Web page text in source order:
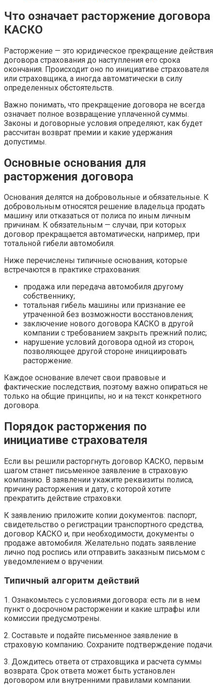
Что означает расторжение договора
КАСКО
Расторжение — это юридическое прекращение действия
договора страхования до наступления его срока
окончания. Происходит оно по инициативе страхователя
или страховщика, а иногда автоматически в силу
определенных обстоятельств.
Важно понимать, что прекращение договора не всегда
означает полное возвращение уплаченной суммы.
Законы и договорные условия определяют, как будет
рассчитан возврат премии и какие удержания
допустимы.
Основные основания для
расторжения договора
Основания делятся на добровольные и обязательные. К
добровольным относятся решение владельца продать
машину или отказаться от полиса по иным личным
причинам. К обязательным — случаи, при которых
договор прекращается автоматически, например, при
тотальной гибели автомобиля.
Ниже перечислены типичные основания, которые
встречаются в практике страхования:
продажа или передача автомобиля другому
собственнику;
тотальная гибель машины или признание ее
утраченной без возможности восстановления;
заключение нового договора КАСКО в другой
компании с требованием закрыть прежний полис;
нарушение условий договора одной из сторон,
позволяющее другой стороне инициировать
расторжение.
Каждое основание влечет свои правовые и
фактические последствия, поэтому важно опираться не
только на общие принципы, но и на текст конкретного
договора.
Порядок расторжения по
инициативе страхователя
Если вы решили расторгнуть договор КАСКО, первым
шагом станет письменное заявление в страховую
компанию. В заявлении укажите реквизиты полиса,
причину расторжения и дату, с которой хотите
прекратить действие страховки.
К заявлению приложите копии документов: паспорт,
свидетельство о регистрации транспортного средства,
договор КАСКО и, при необходимости, документы о
продаже автомобиля. Желательно подать заявление
лично под роспись или отправить заказным письмом с
уведомлением о вручении.
Типичный алгоритм действий
1. Ознакомьтесь с условиями договора: есть ли в нем
пункт о досрочном расторжении и какие штрафы или
комиссии предусмотрены.
2. Составьте и подайте письменное заявление в
страховую компанию. Сохраните подтверждение подачи.
3. Дождитесь ответа от страховщика и расчета суммы
возврата. Срок ответа может быть установлен
договором или внутренними правилами компании.